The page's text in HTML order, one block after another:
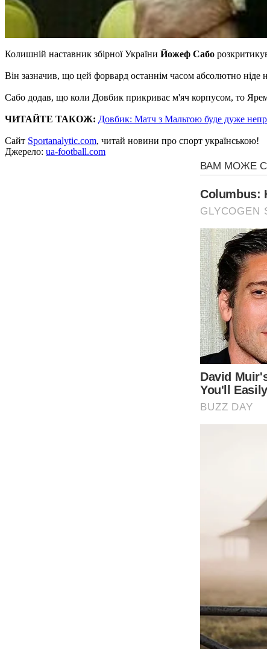
Колишній наставник збірної України Йожеф Сабо
Він зазначив, що цей форвард останнім часом абсолютно
Сабо додав, що коли Довбик прикриває м'яч корпусом, то
ЧИТАЙТЕ ТАКОЖ: Довбик: Матч з Мальтою буде дуже
Сайт Sportanalytic.com, читай новини про спорт українською!
Джерело: ua-football.com